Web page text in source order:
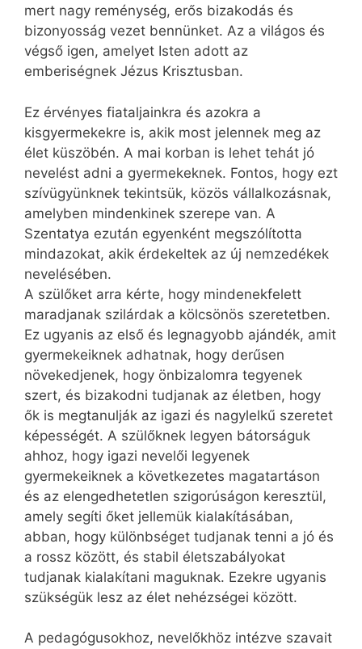
mert nagy reménység, erős bizakodás és
bizonyosság vezet bennünket. Az a világos és
végső igen, amelyet Isten adott az
emberiségnek Jézus Krisztusban.
Ez érvényes fiataljainkra és azokra a
kisgyermekekre is, akik most jelennek meg az
élet küszöbén. A mai korban is lehet tehát jó
nevelést adni a gyermekeknek. Fontos, hogy ezt
szívügyünknek tekintsük, közös vállalkozásnak,
amelyben mindenkinek szerepe van. A
Szentatya ezután egyenként megszólította
mindazokat, akik érdekeltek az új nemzedékek
nevelésében.
A szülőket arra kérte, hogy mindenekfelett
maradjanak szilárdak a kölcsönös szeretetben.
Ez ugyanis az első és legnagyobb ajándék, amit
gyermekeiknek adhatnak, hogy derűsen
növekedjenek, hogy önbizalomra tegyenek
szert, és bizakodni tudjanak az életben, hogy
ők is megtanulják az igazi és nagylelkű szeretet
képességét. A szülőknek legyen bátorságuk
ahhoz, hogy igazi nevelői legyenek
gyermekeiknek a következetes magatartáson
és az elengedhetetlen szigorúságon keresztül,
amely segíti őket jellemük kialakításában,
abban, hogy különbséget tudjanak tenni a jó és
a rossz között, és stabil életszabályokat
tudjanak kialakítani maguknak. Ezekre ugyanis
szükségük lesz az élet nehézségei között.
A pedagógusokhoz, nevelőkhöz intézve szavait